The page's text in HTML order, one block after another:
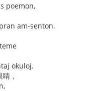
poemon,
am-senton.
okuloj.
，